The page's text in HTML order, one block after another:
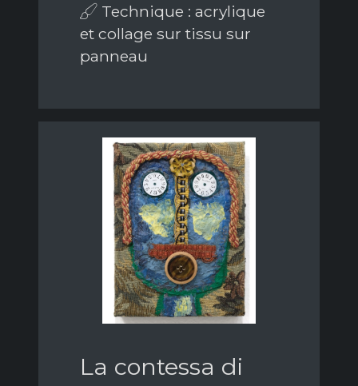
Technique : acrylique
et collage sur tissu sur
panneau
La contessa di